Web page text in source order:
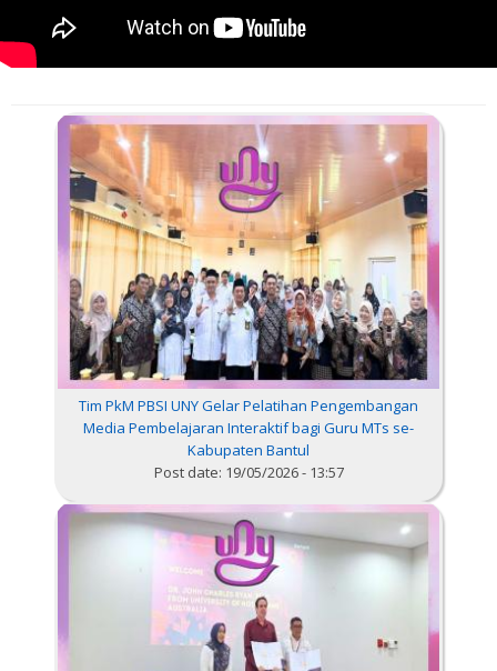
Tim PkM PBSI UNY Gelar Pelatihan Pengembangan
Media Pembelajaran Interaktif bagi Guru MTs se-
Kabupaten Bantul
Post date: 19/05/2026 - 13:57